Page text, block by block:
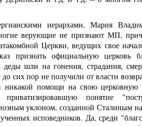
иерархами, Мария
верующие не признают МП,
Церкви, ведущих свое
признать официальную церковь
деды шли на гонения, страдания,
сих пор не получили от власти
никакой помощи на свою
ю понятие
уклоном, созданной Сталиным
исповедников. Да, среди